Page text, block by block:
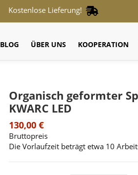
Kostenlose Lieferung!
BLOG ÜBER UNS KOOPERATION
Organisch geformter
KWARC LED
130,00 €
Bruttopreis
Die Vorlaufzeit beträgt etwa 10